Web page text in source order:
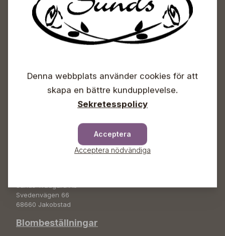
Sunds Trädgårdscenter
Lördagar 09-16
Söndagar Självbetjäning
Sunds Trädgård Ab
Svedenvägen 66
68660 Jakobstad
Blombeställningar
Denna webbplats använder cookies för att
skapa en bättre kundupplevelse.
Sekretesspolicy
Acceptera
Acceptera nödvändiga